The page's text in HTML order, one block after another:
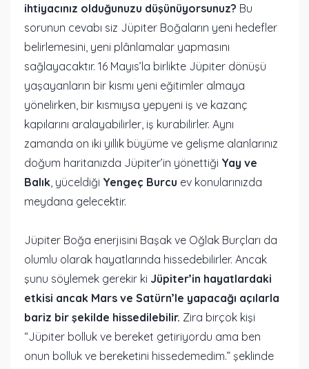
ihtiyacınız olduğunuzu düşünüyorsunuz? Bu
sorunun cevabı siz Jüpiter Boğaların yeni hedefler
belirlemesini, yeni plânlamalar yapmasını
sağlayacaktır. 16 Mayıs’la birlikte Jüpiter dönüşü
yaşayanların bir kısmı yeni eğitimler almaya
yönelirken, bir kısmıysa yepyeni iş ve kazanç
kapılarını aralayabilirler, iş kurabilirler. Aynı
zamanda on iki yıllık büyüme ve gelişme alanlarınız
doğum haritanızda Jüpiter’in yönettiği Yay ve
Balık , yüceldiği Yengeç Burcu ev konularınızda
meydana gelecektir.
Jüpiter Boğa enerjisini Başak ve Oğlak Burçları da
olumlu olarak hayatlarında hissedebilirler. Ancak
şunu söylemek gerekir ki Jüpiter’in hayatlardaki
etkisi ancak Mars ve Satürn’le yapacağı açılarla
bariz bir şekilde hissedilebilir. Zira birçok kişi
“Jüpiter bolluk ve bereket getiriyordu ama ben
onun bolluk ve bereketini hissedemedim.” şeklinde